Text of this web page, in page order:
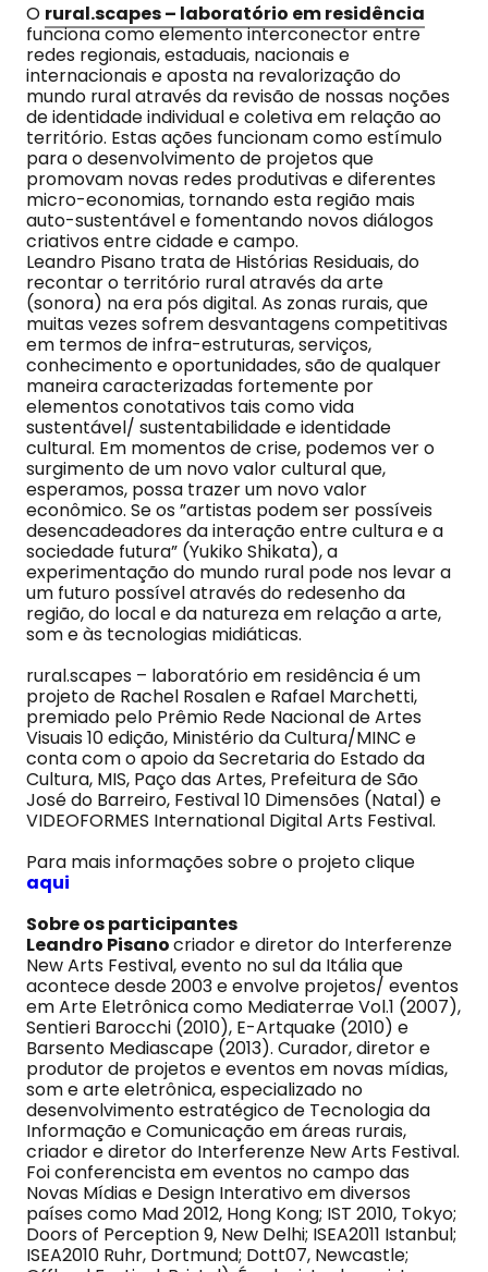
O rural.scapes – laboratório em residência
funciona como elemento interconector entre
redes regionais, estaduais, nacionais e
internacionais e aposta na revalorização do
mundo rural através da revisão de nossas noções
de identidade individual e coletiva em relação ao
território. Estas ações funcionam como estímulo
para o desenvolvimento de projetos que
promovam novas redes produtivas e diferentes
micro-economias, tornando esta região mais
auto-sustentável e fomentando novos diálogos
criativos entre cidade e campo.
Leandro Pisano trata de Histórias Residuais, do
recontar o território rural através da arte
(sonora) na era pós digital. As zonas rurais, que
muitas vezes sofrem desvantagens competitivas
em termos de infra-estruturas, serviços,
conhecimento e oportunidades, são de qualquer
maneira caracterizadas fortemente por
elementos conotativos tais como vida
sustentável/ sustentabilidade e identidade
cultural. Em momentos de crise, podemos ver o
surgimento de um novo valor cultural que,
esperamos, possa trazer um novo valor
econômico. Se os ”artistas podem ser possíveis
desencadeadores da interação entre cultura e a
sociedade futura” (Yukiko Shikata), a
experimentação do mundo rural pode nos levar a
um futuro possível através do redesenho da
região, do local e da natureza em relação a arte,
som e às tecnologias midiáticas.
rural.scapes – laboratório em residência é um
projeto de Rachel Rosalen e Rafael Marchetti,
premiado pelo Prêmio Rede Nacional de Artes
Visuais 10 edição, Ministério da Cultura/MINC e
conta com o apoio da Secretaria do Estado da
Cultura, MIS, Paço das Artes, Prefeitura de São
José do Barreiro, Festival 10 Dimensões (Natal) e
VIDEOFORMES International Digital Arts Festival.
Para mais informações sobre o projeto clique
aqui
Sobre os participantes
Leandro Pisanocriador e diretor do Interferenze
New Arts Festival, evento no sul da Itália que
acontece desde 2003 e envolve projetos/ eventos
em Arte Eletrônica como Mediaterrae Vol.1 (2007),
Sentieri Barocchi (2010), E-Artquake (2010) e
Barsento Mediascape (2013). Curador, diretor e
produtor de projetos e eventos em novas mídias,
som e arte eletrônica, especializado no
desenvolvimento estratégico de Tecnologia da
Informação e Comunicação em áreas rurais,
criador e diretor do Interferenze New Arts Festival.
Foi conferencista em eventos no campo das
Novas Mídias e Design Interativo em diversos
países como Mad 2012, Hong Kong; IST 2010, Tokyo;
Doors of Perception 9, New Delhi; ISEA2011 Istanbul;
ISEA2010 Ruhr, Dortmund; Dott07, Newcastle;